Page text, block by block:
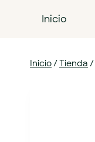
Inicio
Inicio/Tienda /